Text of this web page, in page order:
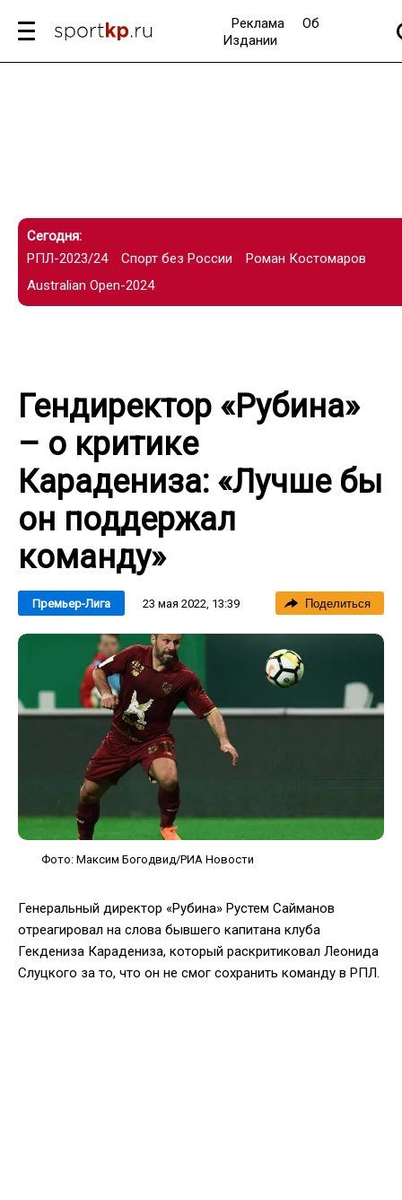
Реклама
Об
Издании
Сегодня:
РПЛ-2023/24
Спорт без России
Роман Костомаров
Australian Open-2024
Гендиректор «Рубина»
– о критике
Карадениза: «Лучше бы
он поддержал
команду»
Премьер-Лига 23 мая 2022, 13:39 Поделиться
Фото: Максим Богодвид/РИА Новости
Генеральный директор «Рубина» Рустем Сайманов
отреагировал на слова бывшего капитана клуба
Гекдениза Карадениза, который раскритиковал Леонида
Слуцкого за то, что он не смог сохранить команду в РПЛ.